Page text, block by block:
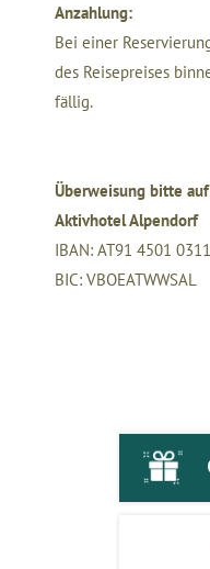
Anzahlung:
Bei einer
des Reisepreises
fällig.
Überweisung bitte
Aktivhotel Alpendorf
IBAN: AT91 4501
BIC: VBOEATWWSAL